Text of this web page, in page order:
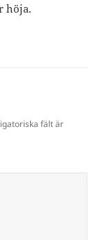
höja.
fält är